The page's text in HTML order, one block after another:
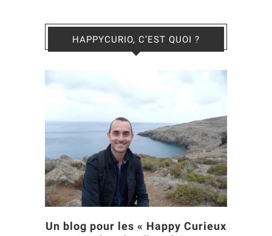
HAPPYCURIO, C’EST QUOI ?
Un blog pour les « Happy Curieux